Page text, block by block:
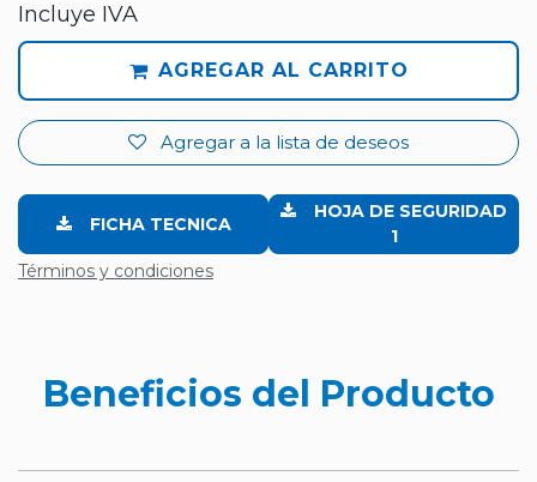
Incluye IVA
AGREGAR AL CARRITO
Agregar a la lista de deseos
FICHA TECNICA
1
Términos y condiciones
Beneficios del Producto